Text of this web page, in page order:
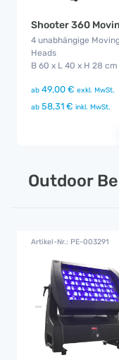
4 unabhängige
Heads
B 60 x L 40 x H 28 cm
ab 49,00 € exkl. MwSt.
ab 58,31 € inkl. MwSt.
Outdoor
Artikel-Nr.: PE-003291